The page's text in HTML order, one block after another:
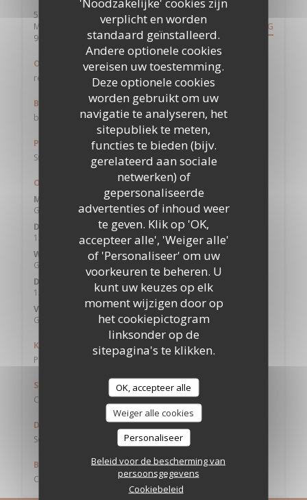
verplicht en worden
standaard geïnstalleerd.
Andere optionele cookies
vereisen uw toestemming.
Deze optionele cookies
worden gebruikt om uw
navigatie te analyseren, het
sitepubliek te meten,
functies te bieden (bijv.
gerelateerd aan sociale
netwerken) of
gepersonaliseerde
advertenties of inhoud weer
te geven. Klik op 'OK,
accepteer alle', 'Weiger alle'
of 'Personaliseer' om uw
voorkeuren te beheren. U
kunt uw keuzes op elk
moment wijzigen door op
het cookiepictogram
linksonder op de
sitepagina's te klikken.
OK, accepteer alle
Weiger alle cookies
Personaliseer
Beleid voor de bescherming van
persoonsgegevens
Cookiebeleid
58 Allée Auguste Geneviève - Cuisine
Mode d'Emploi(s)
93390 CLICHY SOUS BOIS((opent in een nieuw venster))
ROUTEBESCHRIJVING
Ondergrondse
rer B Sevran-Livry ou rer E gare de Gagny
Bus
bus 623 arrêt Parc des Sports
Parkeren
Sur place
Openingstijden
Maandag
Gesloten
Dinsdag
12:00 - 14:30
Woensdag
Gesloten
Donderdag
12:00 - 14:30
Vri
Gesloten
Keuken
Produits de saison, Eigengemaakt, Traditioneel Frans
Soort bedrijf
Culinair academierestaurant
Diensten
Seminars en banketten, Geschikt voor groepen, Private Hire
Betaalmethoden
Contant geld, controles, Debetkaart